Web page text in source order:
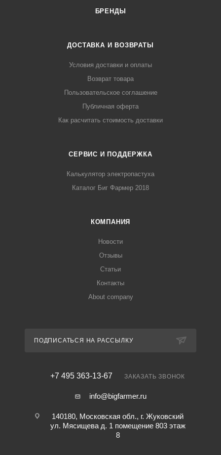
БРЕНДЫ
ДОСТАВКА И ВОЗВРАТЫ
Условия доставки и оплаты
Возврат товара
Пользовательское соглашение
Публичная оферта
Как расчитать стоимость доставки
СЕРВИС И ПОДДЕРЖКА
Калькулятор электропастуха
Каталог Биг Фармер 2018
КОМПАНИЯ
Новости
Отзывы
Статьи
Контакты
About company
ПОДПИСАТЬСЯ НА РАССЫЛКУ
+7 495 363-13-67 ЗАКАЗАТЬ ЗВОНОК
info@bigfarmer.ru
140180, Московская обл., г. Жуковский
ул. Мясищева д. 1 помещение 803 этаж
8